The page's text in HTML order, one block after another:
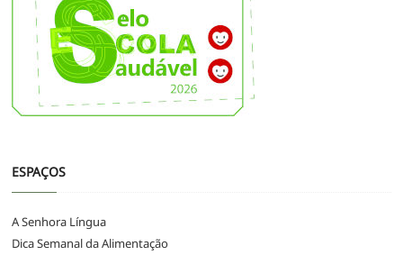
ESPAÇOS
A Senhora Língua
Dica Semanal da Alimentação